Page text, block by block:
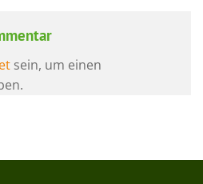
sein, um einen